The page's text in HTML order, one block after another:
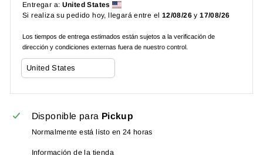
Entregar a: United States
Si realiza su pedido hoy, llegará entre el 12/08/26y17/08/26
Los tiempos de entrega estimados están sujetos a la verificación de
dirección y condiciones externas fuera de nuestro control.
Disponible para Pickup
Normalmente está listo en 24 horas
Información de la tienda